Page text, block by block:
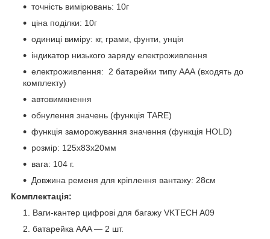
точність вимірювань: 10г
ціна поділки: 10г
одиниці виміру: кг, грами, фунти, унція
індикатор низького заряду електроживлення
електроживлення: 2 батарейки типу ААА (входять до
комплекту)
автовимкнення
обнулення значень (функція TARE)
функція заморожування значення (функція HOLD)
розмір: 125х83х20мм
вага: 104 г.
Довжина ременя для кріплення вантажу: 28см
Комплектація:
Ваги-кантер цифрові для багажу VKTECH A09
батарейка AAA — 2 шт.